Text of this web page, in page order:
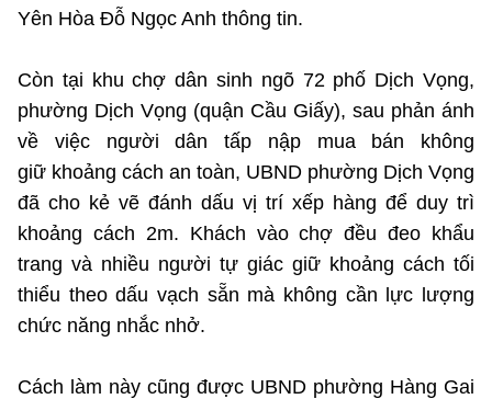
©2025 Bản quyền thuộc Bộ Khoa Học và Công Nghệ
(Ghi rõ nguồn "https://mst.gov.vn" khi phát hành lại thông tin
từ website này)
Yên Hòa Đỗ Ngọc Anh thông tin.
Còn tại khu chợ dân sinh ngõ 72 phố Dịch Vọng,
phường Dịch Vọng (quận Cầu Giấy), sau phản ánh
về việc người dân tấp nập mua bán không
giữ khoảng cách an toàn, UBND phường Dịch Vọng
đã cho kẻ vẽ đánh dấu vị trí xếp hàng để duy trì
khoảng cách 2m. Khách vào chợ đều đeo khẩu
trang và nhiều người tự giác giữ khoảng cách tối
thiểu theo dấu vạch sẵn mà không cần lực lượng
chức năng nhắc nhở.
Cách làm này cũng được UBND phường Hàng Gai